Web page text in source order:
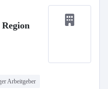
Arbeitgeber